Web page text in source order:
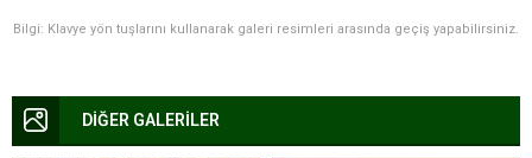
Bilgi: Klavye yön tuşlarını kullanarak galeri resimleri arasında geçiş yapabilirsiniz.
DİĞER GALERİLER